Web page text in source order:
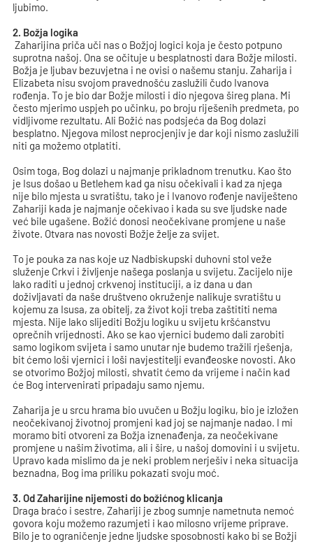
ljubimo.
2. Božja logika
Zaharijina priča uči nas o Božjoj logici koja je često potpuno
suprotna našoj. Ona se očituje u besplatnosti dara Božje milosti.
Božja je ljubav bezuvjetna i ne ovisi o našemu stanju. Zaharija i
Elizabeta nisu svojom pravednošću zaslužili čudo Ivanova
rođenja. To je bio dar Božje milosti i dio njegova šireg plana. Mi
često mjerimo uspjeh po učinku, po broju riješenih predmeta, po
vidljivome rezultatu. Ali Božić nas podsjeća da Bog dolazi
besplatno. Njegova milost neprocjenjiv je dar koji nismo zaslužili
niti ga možemo otplatiti.
Osim toga, Bog dolazi u najmanje prikladnom trenutku. Kao što
je Isus došao u Betlehem kad ga nisu očekivali i kad za njega
nije bilo mjesta u svratištu, tako je i Ivanovo rođenje naviješteno
Zahariji kada je najmanje očekivao i kada su sve ljudske nade
već bile ugašene. Božić donosi neočekivane promjene u naše
živote. Otvara nas novosti Božje želje za svijet.
To je pouka za nas koje uz Nadbiskupski duhovni stol veže
služenje Crkvi i življenje našega poslanja u svijetu. Zacijelo nije
lako raditi u jednoj crkvenoj instituciji, a iz dana u dan
doživljavati da naše društveno okruženje nalikuje svratištu u
kojemu za Isusa, za obitelj, za život koji treba zaštititi nema
mjesta. Nije lako slijediti Božju logiku u svijetu kršćanstvu
oprečnih vrijednosti. Ako se kao vjernici budemo dali zarobiti
samo logikom svijeta i samo unutar nje budemo tražili rješenja,
bit ćemo loši vjernici i loši navjestitelji evanđeoske novosti. Ako
se otvorimo Božjoj milosti, shvatit ćemo da vrijeme i način kad
će Bog intervenirati pripadaju samo njemu.
Zaharija je u srcu hrama bio uvučen u Božju logiku, bio je izložen
neočekivanoj životnoj promjeni kad joj se najmanje nadao. I mi
moramo biti otvoreni za Božja iznenađenja, za neočekivane
promjene u našim životima, ali i šire, u našoj domovini i u svijetu.
Upravo kada mislimo da je neki problem nerješiv i neka situacija
beznadna, Bog ima priliku pokazati svoju moć.
3. Od Zaharijine nijemosti do božićnog klicanja
Draga braćo i sestre, Zahariji je zbog sumnje nametnuta nemoć
govora koju možemo razumjeti i kao milosno vrijeme priprave.
Bilo je to ograničenje jedne ljudske sposobnosti kako bi se Božji